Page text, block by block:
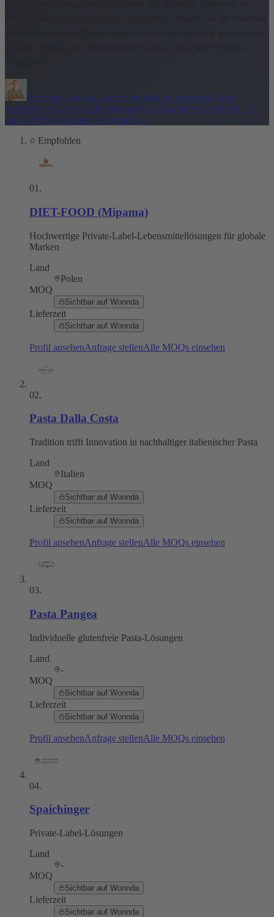
Die untenstehende Lieferantenliste wurde geprüft und
verifiziert vonOliver AllmoslechnerCo-Founder von Wonnda · 6.
Juni 2026So funktioniert Wonnda →
Empfohlen
01 .
DIET-FOOD (Mipama)
Hochwertige Private-Label-Lebensmittellösungen für globale
Marken
Land
Polen
MOQ
Sichtbar auf Wonnda
Lieferzeit
Sichtbar auf Wonnda
Profil ansehenAnfrage stellenAlle MOQs einsehen
02.
Pasta Dalla Costa
Tradition trifft Innovation in nachhaltiger italienischer Pasta
Land
Italien
MOQ
Sichtbar auf Wonnda
Lieferzeit
Sichtbar auf Wonnda
Profil ansehenAnfrage stellenAlle MOQs einsehen
03.
Pasta Pangea
Individuelle glutenfreie Pasta-Lösungen
Land
-
MOQ
Sichtbar auf Wonnda
Lieferzeit
Sichtbar auf Wonnda
Profil ansehenAnfrage stellenAlle MOQs einsehen
04.
Spaichinger
Private-Label-Lösungen
Land
-
MOQ
Sichtbar auf Wonnda
Lieferzeit
Sichtbar auf Wonnda